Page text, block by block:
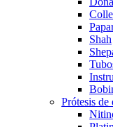
Shah
Prótesis de